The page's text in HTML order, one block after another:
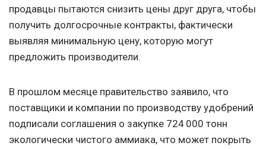
продавцы пытаются снизить цены друг друга, чтобы
получить долгосрочные контракты, фактически
выявляя минимальную цену, которую могут
предложить производители.
В прошлом месяце правительство заявило, что
поставщики и компании по производству удобрений
подписали соглашения о закупке 724 000 тонн
экологически чистого аммиака, что может покрыть